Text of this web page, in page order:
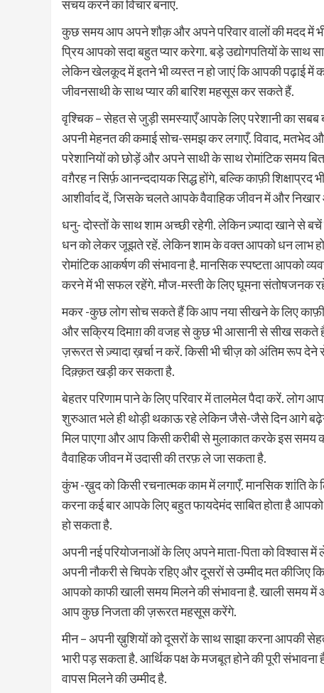
संचय करने का विचार बनाएं.
कुछ समय आप अपने शौक़ और अपने परिवार वालों की मदद में
प्रिय आपको सदा बहुत प्यार करेगा. बड़े उद्योगपतियों के साथ
लेकिन खेलकूद में इतने भी व्यस्त न हो जाएं कि आपकी पढ़ाई में
जीवनसाथी के साथ प्यार की बारिश महसूस कर सकते हैं.
वृश्चिक – सेहत से जुड़ी समस्याएँ आपके लिए परेशानी का सबब
अपनी मेहनत की कमाई सोच-समझ कर लगाएँ. विवाद,
परेशानियों को छोड़ें और अपने साथी के साथ रोमांटिक समय
वग़ैरह न सिर्फ़ आनन्ददायक सिद्ध होंगे, बल्कि काफ़ी
आशीर्वाद दें, जिसके चलते आपके वैवाहिक जीवन में और निखार
धनु- दोस्तों के साथ शाम अच्छी रहेगी. लेकिन ज़्यादा खाने से
धन को लेकर जूझते रहें. लेकिन शाम के वक्त आपको धन लाभ हो
रोमांटिक आकर्षण की संभावना है. मानसिक स्पष्टता आपको
करने में भी सफल रहेंगे. मौज-मस्ती के लिए घूमना संतोषजनक
मकर -कुछ लोग सोच सकते हैं कि आप नया सीखने के लिए
और सक्रिय दिमाग़ की वजह से कुछ भी आसानी से सीख सकते
ज़रूरत से ज़्यादा ख़र्चा न करें. किसी भी चीज़ को अंतिम रूप
दिक़्क़त खड़ी कर सकता है.
बेहतर परिणाम पाने के लिए परिवार में तालमेल पैदा करें. लोग
शुरुआत भले ही थोड़ी थकाऊ रहे लेकिन जैसे-जैसे दिन आगे
मिल पाएगा और आप किसी करीबी से मुलाकात करके इस समय
वैवाहिक जीवन में उदासी की तरफ़ ले जा सकता है.
कुंभ -ख़ुद को किसी रचनात्मक काम में लगाएँ. मानसिक शांति
करना कई बार आपके लिए बहुत फायदेमंद साबित होता है
हो सकता है.
अपनी नई परियोजनाओं के लिए अपने माता-पिता को
अपनी नौकरी से चिपके रहिए और दूसरों से उम्मीद मत
आपको काफी खाली समय मिलने की संभावना है. खाली
आप कुछ निजता की ज़रूरत महसूस करेंगे.
मीन – अपनी ख़ुशियों को दूसरों के साथ साझा करना आपकी
भारी पड़ सकता है. आर्थिक पक्ष के मजबूत होने की पूरी
वापस मिलने की उम्मीद है.